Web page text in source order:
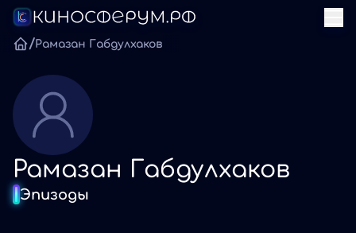
/Рамазан Габдулхаков
Рамазан Габдулхаков
Эпизоды